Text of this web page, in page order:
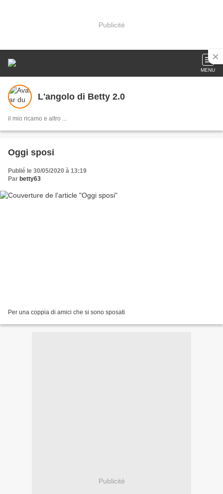
Publicité
MENU
L'angolo di Betty 2.0
il mio ricamo e altro ...
Oggi sposi
Publié le 30/05/2020 à 13:19
Par betty63
Per una coppia di amici che si sono sposati
Publicité